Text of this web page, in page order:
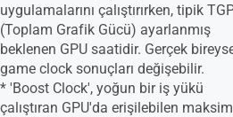
uygulamalarını çalıştırırken, tipik
(Toplam Grafik Gücü) ayarlanmış
beklenen GPU saatidir. Gerçek
game clock sonuçları değişebilir.
* 'Boost Clock', yoğun bir iş yükü
çalıştıran GPU'da erişilebilen